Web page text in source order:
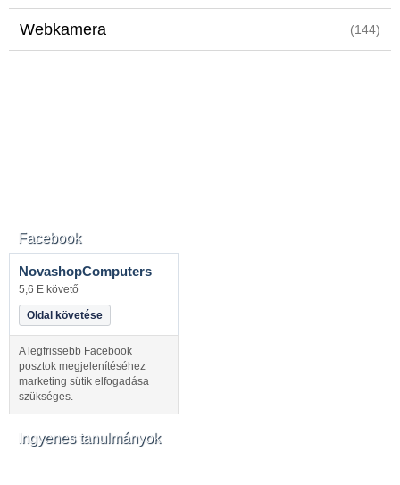
Webkamera (144)
Facebook
NovashopComputers
5,6 E követő
Oldal követése
A legfrissebb Facebook
posztok megjelenítéséhez
marketing sütik elfogadása
szükséges.
Ingyenes tanulmányok